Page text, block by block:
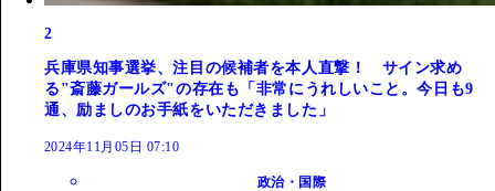
2
兵庫県知事選挙、注目の候補者を本人直撃！ サイン求め
る"斎藤ガールズ"の存在も「非常にうれしいこと。今日も9
通、励ましのお手紙をいただきました」
2024年11月05日 07:10
政治・国際